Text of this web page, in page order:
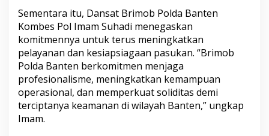
Sementara itu, Dansat Brimob Polda Banten
Kombes Pol Imam Suhadi menegaskan
komitmennya untuk terus meningkatkan
pelayanan dan kesiapsiagaan pasukan. “Brimob
Polda Banten berkomitmen menjaga
profesionalisme, meningkatkan kemampuan
operasional, dan memperkuat soliditas demi
terciptanya keamanan di wilayah Banten,” ungkap
Imam.